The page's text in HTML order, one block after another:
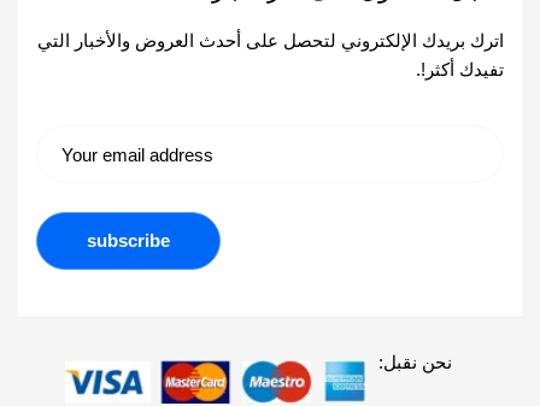
اترك بريدك الإلكتروني لتحصل على أحدث العروض والأخبار التي
تفيدك أكثر!.
نحن نقبل: